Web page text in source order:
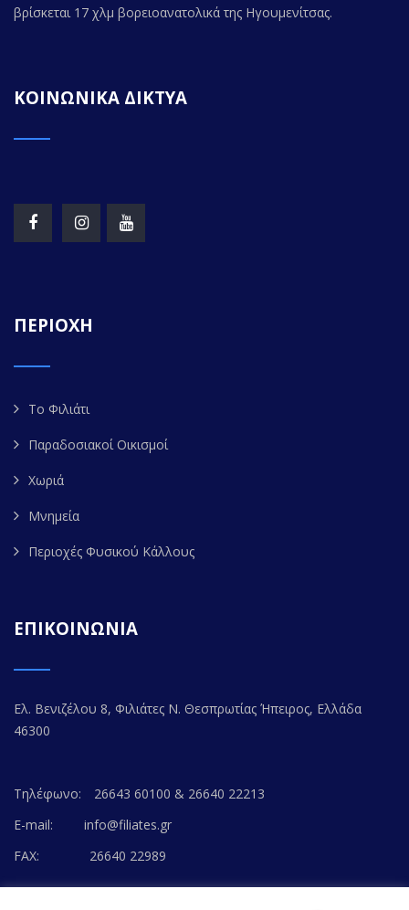
βρίσκεται 17 χλμ βορειοανατολικά της Ηγουμενίτσας.
ΚΟΙΝΩΝΙΚΑ ΔΙΚΤΥΑ
ΠΕΡΙΟΧΗ
Το Φιλιάτι
Παραδοσιακοί Οικισμοί
Χωριά
Μνημεία
Περιοχές Φυσικού Κάλλους
ΕΠΙΚΟΙΝΩΝΙΑ
Ελ. Βενιζέλου 8, Φιλιάτες Ν. Θεσπρωτίας Ήπειρος, Ελλάδα
46300
Τηλέφωνο:
26643 60100 & 26640 22213
E-mail:
info@filiates.gr
FAX:
26640 22989